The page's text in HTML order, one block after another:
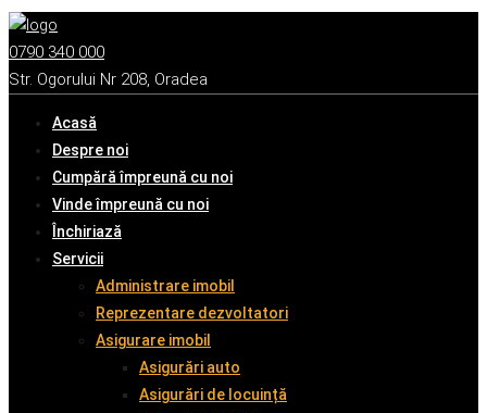
0790 340 000
Str. Ogorului Nr 208, Oradea
Acasă
Despre noi
Cumpără împreună cu noi
Vinde împreună cu noi
Închiriază
Servicii
Administrare imobil
Reprezentare dezvoltatori
Asigurare imobil
Asigurări auto
Asigurări de locuință